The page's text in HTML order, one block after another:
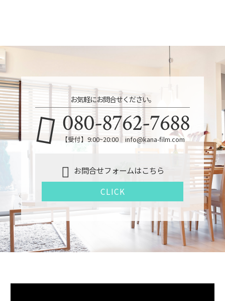
お気軽にお問合せください。
080-8762-7688
【受付】9:00~20:00 info@kana-film.com
お問合せフォームはこちら
CLICK